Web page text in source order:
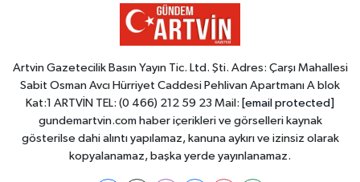
Artvin Gazetecilik Basın Yayın Tic. Ltd. Şti. Adres: Çarşı Mahallesi
Sabit Osman Avcı Hürriyet Caddesi Pehlivan Apartmanı A blok
Kat:1 ARTVİN TEL: (0 466) 212 59 23 Mail: [email protected]
gundemartvin.com haber içerikleri ve görselleri kaynak
gösterilse dahi alıntı yapılamaz, kanuna aykırı ve izinsiz olarak
kopyalanamaz, başka yerde yayınlanamaz.